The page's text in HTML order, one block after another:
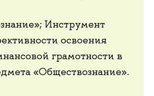
Инструмент
освоения
грамотности в
«Обществознание».